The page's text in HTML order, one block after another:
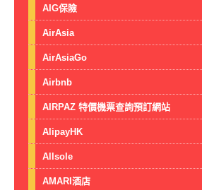
AIG保險
AirAsia
AirAsiaGo
Airbnb
AIRPAZ 特價機票查詢預訂網站
AlipayHK
Allsole
AMARI酒店